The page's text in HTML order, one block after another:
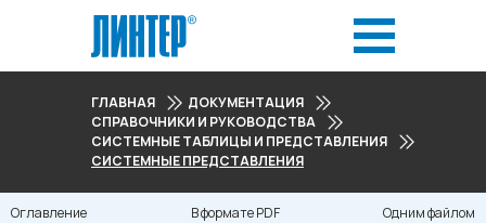
ГЛАВНАЯ
ДОКУМЕНТАЦИЯ
СПРАВОЧНИКИ И РУКОВОДСТВА
СИСТЕМНЫЕ ТАБЛИЦЫ И ПРЕДСТАВЛЕНИЯ
СИСТЕМНЫЕ ПРЕДСТАВЛЕНИЯ
Оглавление В формате PDF Одним файлом